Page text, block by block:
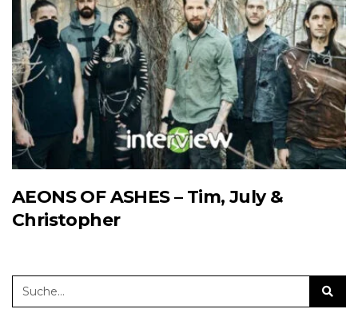
AEONS OF ASHES – Tim, July &
Christopher